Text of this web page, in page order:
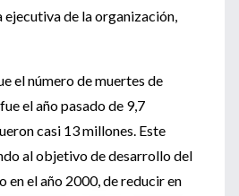
de la organización,
el número de muertes de
el año pasado de 9,7
casi 13 millones. Este
al objetivo de desarrollo del
en el año 2000, de reducir en